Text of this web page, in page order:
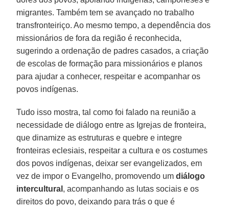
migrantes. Também tem se avançado no trabalho
transfronteiriço. Ao mesmo tempo, a dependência dos
missionários de fora da região é reconhecida,
sugerindo a ordenação de padres casados, a criação
de escolas de formação para missionários e planos
para ajudar a conhecer, respeitar e acompanhar os
povos indígenas.
Tudo isso mostra, tal como foi falado na reunião a
necessidade de diálogo entre as Igrejas de fronteira,
que dinamize as estruturas e quebre e integre
fronteiras eclesiais, respeitar a cultura e os costumes
dos povos indígenas, deixar ser evangelizados, em
vez de impor o Evangelho, promovendo umdiálogo
intercultural , acompanhando as lutas sociais e os
direitos do povo, deixando para trás o que é